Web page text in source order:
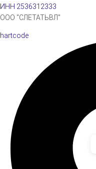
ИНН 2536312333
ООО "СЛЕТАТЬВЛ"
hartcode